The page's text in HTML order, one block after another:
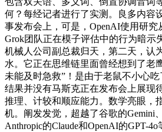
何？每经记者进行了实测。良多内容
事发布会上，可是，OpenAI使用研究
Grok团队正在模子评估中的行为暗示
机械人公司副总裁归天，第二天，认
水。它正在思维链里面曾经想到了老
未能及时急救”！是由于老鼠不小心
结果并没有马斯克正在发布会上展现
推理、计较和顺应能力。数学亮眼，
机。阐发发觉，超越了谷歌的Gemini
Anthropic的Claude和OpenAI的GPT-